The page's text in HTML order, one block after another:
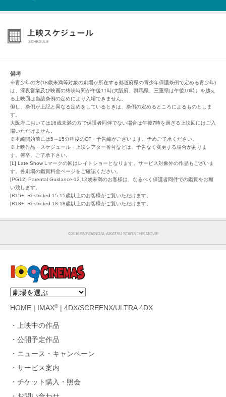
備考
※青少年の方(18歳未満等対象の劇場が所在する都道府県の青少年保護条例で定める青少年)
は、深夜営業及び映画の終映時間が午後11時(大阪府、群馬県、三重県は午後10時）を越え
る上映回は当該条例の定めにより入場できません。
但し、条例が上記と異なる定めをしているときは、条例の定めるところによるものとしま
す。
大阪府においては16歳未満の方で保護者同伴でない場合は午後7時を過ぎる上映回にはご入
場いただけません。
※本編開始前には5～15分程度のCF・予告編がございます。予めご了承ください。
※上映作品・スケジュール・上映シアター番号などは、予告なく変更する場合がありま
す。何卒、ご了承下さい。
[L] Late Show Lマークの回はレイトショーとなります。サービス対象外の作品もございま
す。各劇場の鑑賞料金ページをご確認ください。
[PG12] Parental Guidance-12 12歳未満のお客様は、なるべく保護者同伴での鑑賞をお願
い致します。
[R15+] Restricted-15 15歳以上のお客様がご覧いただけます。
[R18+] Restricted-18 18歳以上のお客様がご覧いただけます。
©2016 BNP/BANDAI, AIKATSU STARS THE MOVIE
HOME IMAX®| 4DX/SCREENX/ULTRA 4DX
上映中の作品
公開予定作品
ニュース・キャンペーン
サービス案内
チケット購入・照会